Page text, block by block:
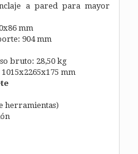
a pared para mayor
mm
904 mm
bruto: 28,50 kg
mm
herramientas)